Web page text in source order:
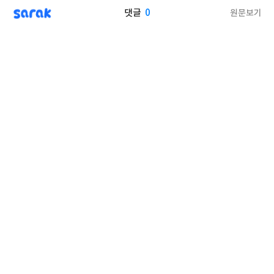
sarak 댓글 0 원문보기